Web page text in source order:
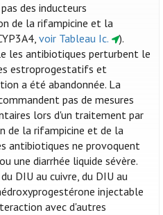
des inducteurs
de la rifampicine et la
voir Tableau Ic.
).
les antibiotiques perturbent le
estroprogestatifs et
a été abandonnée. La
pas de mesures
lors d'un traitement par
de la rifampicine et de la
antibiotiques ne provoquent
une diarrhée liquide sévère.
DIU au cuivre, du DIU au
injectable
avec d'autres